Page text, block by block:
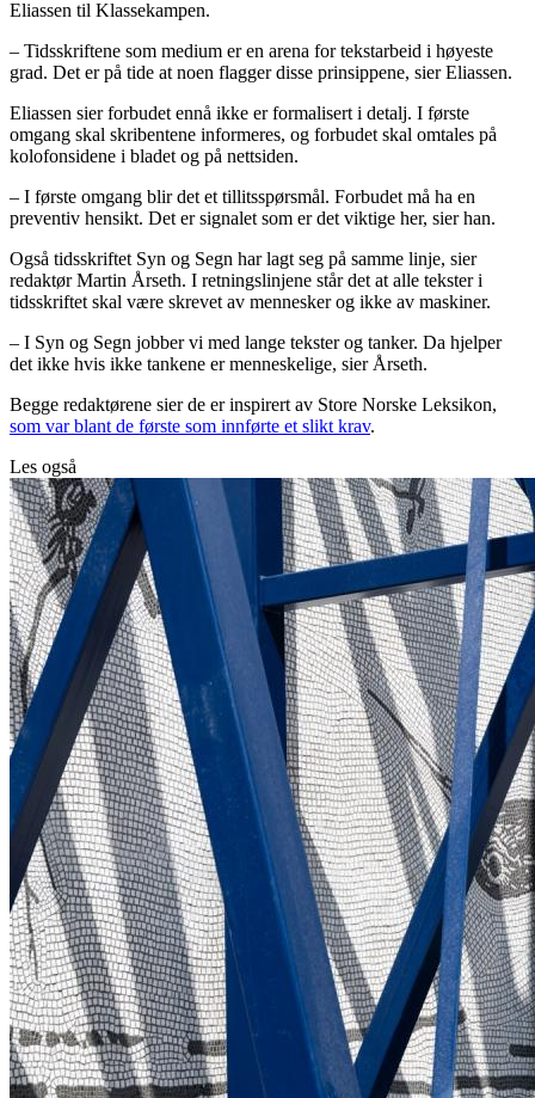
Eliassen til Klassekampen.
– Tidsskriftene som medium er en arena for tekstarbeid i høyeste
grad. Det er på tide at noen flagger disse prinsippene, sier Eliassen.
Eliassen sier forbudet ennå ikke er formalisert i detalj. I første
omgang skal skribentene informeres, og forbudet skal omtales på
kolofonsidene i bladet og på nettsiden.
– I første omgang blir det et tillitsspørsmål. Forbudet må ha en
preventiv hensikt. Det er signalet som er det viktige her, sier han.
Også tidsskriftet Syn og Segn har lagt seg på samme linje, sier
redaktør Martin Årseth. I retningslinjene står det at alle tekster i
tidsskriftet skal være skrevet av mennesker og ikke av maskiner.
– I Syn og Segn jobber vi med lange tekster og tanker. Da hjelper
det ikke hvis ikke tankene er menneskelige, sier Årseth.
Begge redaktørene sier de er inspirert av Store Norske Leksikon,
som var blant de første som innførte et slikt krav.
Les også